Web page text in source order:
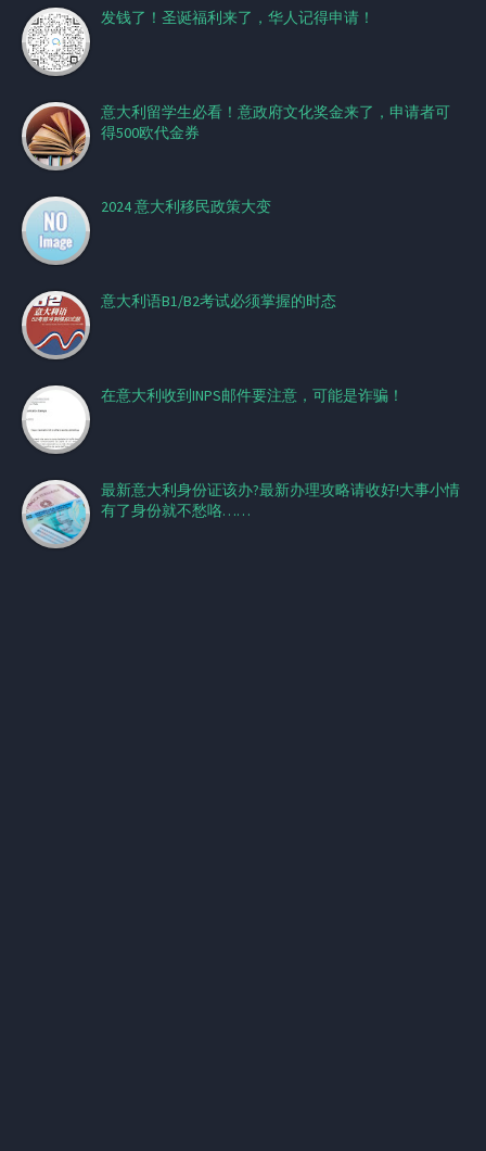
发钱了！圣诞福利来了，华人记得申请！
意大利留学生必看！意政府文化奖金来了，申请者可
得500欧代金券
2024 意大利移民政策大变
意大利语B1/B2考试必须掌握的时态
在意大利收到INPS邮件要注意，可能是诈骗！
最新意大利身份证该办?最新办理攻略请收好!大事小情
有了身份就不愁咯……